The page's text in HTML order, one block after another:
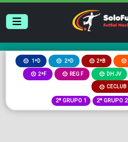
1ªD 2ªD 2ªB
2ªF REG F DH JV
CECLUB
2ª GRUPO 1 2ª GRUPO 2